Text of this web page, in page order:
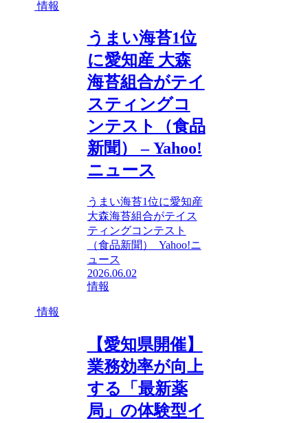
情報
うまい海苔1位
に愛知産 大森
海苔組合がテイ
スティングコ
ンテスト（食品
新聞） – Yahoo!
ニュース
うまい海苔1位に愛知産
大森海苔組合がテイス
ティングコンテスト
（食品新聞） Yahoo!ニ
ュース
2026.06.02
情報
情報
【愛知県開催】
業務効率が向上
する「最新薬
局」の体験型イ